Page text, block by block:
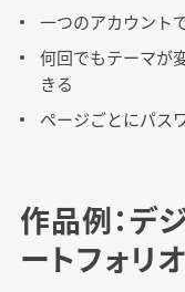
一つのアカウント
何回でもテーマが
きる
ページごとにパス
作品例：デ
ートフォリ